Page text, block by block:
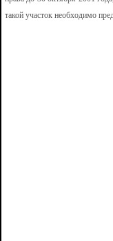
такой участок необходимо